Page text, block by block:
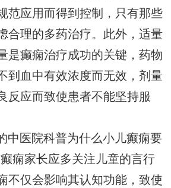
范应用而得到控制，只有那些
合理的多药治疗。此外，适量
是癫痫治疗成功的关键，药物
到血中有效浓度而无效，剂量
反应而致使患者不能坚持服
中医院科普为什么小儿癫痫要
痫家长应多关注儿童的言行
不仅会影响其认知功能，致使